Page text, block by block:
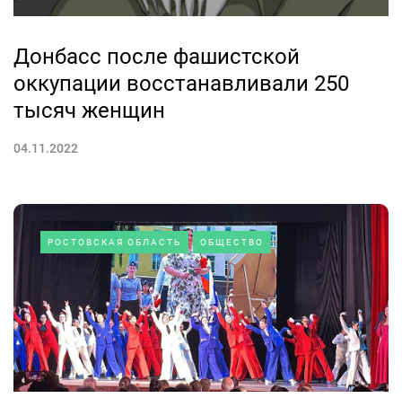
Донбасс после фашистской
оккупации восстанавливали 250
тысяч женщин
04.11.2022
РОСТОВСКАЯ ОБЛАСТЬ ОБЩЕСТВО